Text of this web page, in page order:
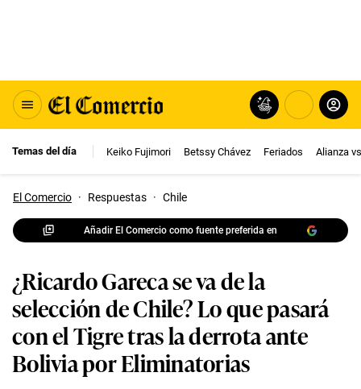
Temas del día Keiko Fujimori Betssy Chávez Feriados Alianza
El Comercio · Respuestas · Chile
Añadir El Comercio como fuente preferida en
¿Ricardo Gareca se va de la
selección de Chile? Lo que pasará
con el Tigre tras la derrota ante
Bolivia por Eliminatorias